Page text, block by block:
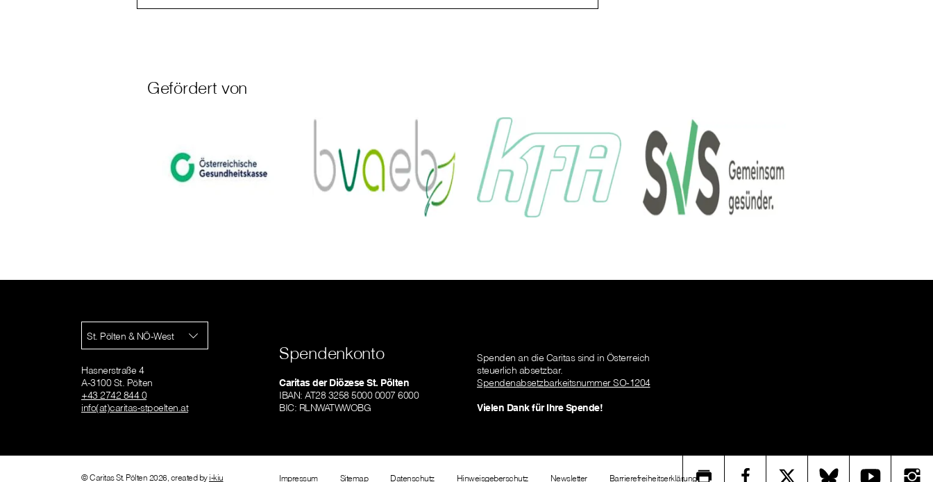
Gefördert von
St. Pölten & NÖ-West
Hasnerstraße 4
A-3100 St. Pölten
+43 2742 844 0
info(at)caritas-stpoelten.at
Spendenkonto
Caritas der Diözese St. Pölten
IBAN: AT28 3258 5000 0007 6000
BIC: RLNWATWWOBG
Spenden an die Caritas sind in Österreich
steuerlich absetzbar.
Spendenabsetzbarkeitsnummer SO-1204
Vielen Dank für Ihre Spende!
© Caritas St. Pölten 2026, created by i-kiu Impressum Sitemap Datenschutz Hinweisgeberschutz Newsletter Barrierefreiheitserklärung